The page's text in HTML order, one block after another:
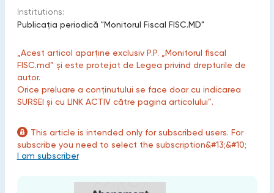
Institutions:
Publicaţia periodică "Monitorul Fiscal FISC.MD"
„Acest articol aparține exclusiv P.P. „Monitorul fiscal
FISC.md” și este protejat de Legea privind drepturile de
autor.
Orice preluare a conținutului se face doar cu indicarea
SURSEI și cu LINK ACTIV către pagina articolului”.
This article is intended only for subscribed users. For
subscribe you need to select the subscription&#13;&#10;
I am subscriber